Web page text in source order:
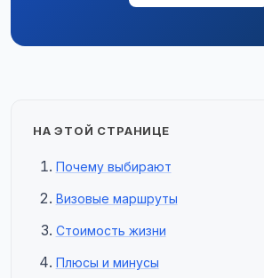
НА ЭТОЙ СТРАНИЦЕ
Почему выбирают
Визовые маршруты
Стоимость жизни
Плюсы и минусы